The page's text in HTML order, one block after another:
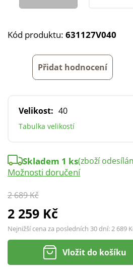
Kód produktu: 631127V040
Přidat hodnocení
Velikost: 40
Tabulka velikostí
2 689 Kč
2 259 Kč
Nejnižší cena za posledních 30 dní:2 689
Skladem 1 ks(zboží
Možnosti doručení
Vložit do košíku